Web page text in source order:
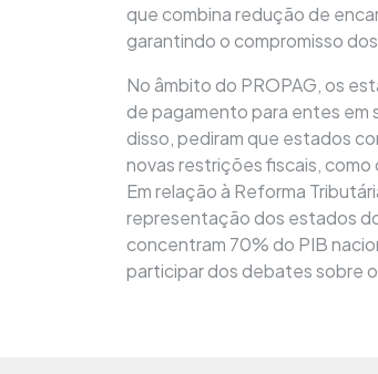
que combina redução de
garantindo o compromisso
No âmbito do PROPAG, os
de pagamento para entes em
disso, pediram que estados
novas restrições fiscais,
Em relação à Reforma
representação dos estados
concentram 70% do PIB
participar dos debates sobre